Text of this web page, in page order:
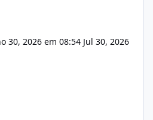
30, 2026 em 08:54 Jul 30, 2026